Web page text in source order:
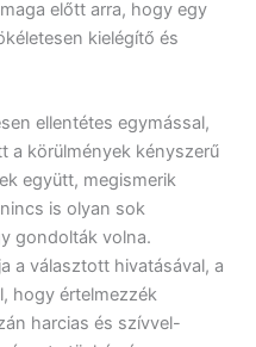
előtt arra, hogy egy
kielégítő és
ellentétes egymással,
a körülmények kényszerű
együtt, megismerik
is olyan sok
gondolták volna.
a választott hivatásával, a
hogy értelmezzék
harcias és szívvel-